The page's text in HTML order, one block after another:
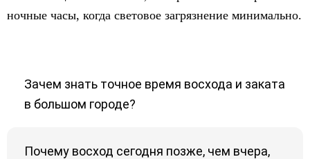
ночные часы, когда световое загрязнение минимально.
Зачем знать точное время восхода и заката
в большом городе?
Почему восход сегодня позже, чем вчера,